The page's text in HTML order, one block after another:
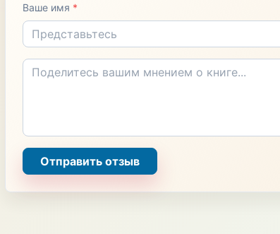
Ваше имя *
Отправить отзыв